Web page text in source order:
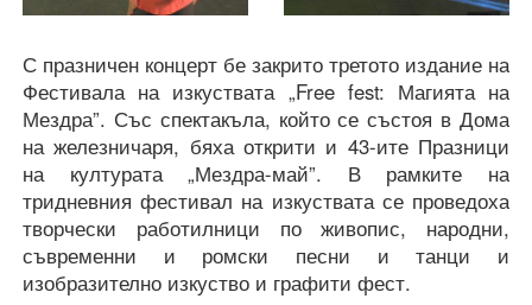
С празничен концерт бе закрито третото издание на
Фестивала на изкуствата „Free fest: Магията на
Мездра”. Със спектакъла, който се състоя в Дома
на железничаря, бяха открити и 43-ите Празници
на културата „Мездра-май”. В рамките на
тридневния фестивал на изкуствата се проведоха
творчески работилници по живопис, народни,
съвременни и ромски песни и танци и
изобразително изкуство и графити фест.